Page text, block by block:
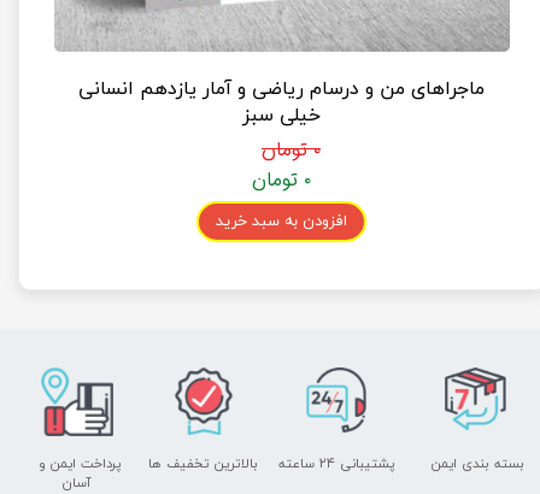
ماجراهای من و درسام ریاضی و آمار یازدهم انسانی
خیلی سبز
۰ تومان
۰ تومان
افزودن به سبد خرید
پشتیبانی ۲۴ ساعته
پرداخت ایمن و ​​​​​​​
آسان
بسته بندی ایمن بالاترین تخفیف ها